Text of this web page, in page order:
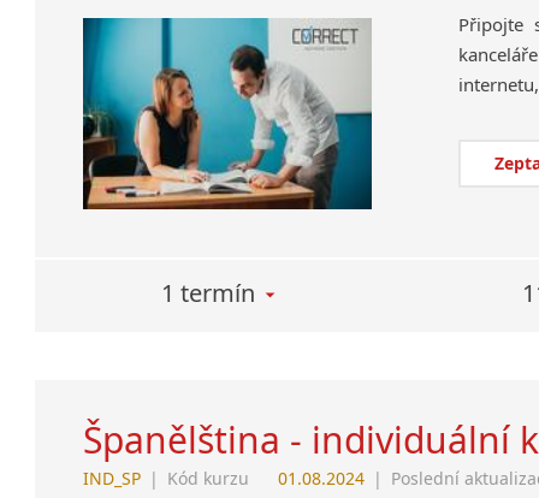
Připojte
1 termín
Španělština - individuální
IND_SP | Kód kurzu 01.08.2024 | Poslední